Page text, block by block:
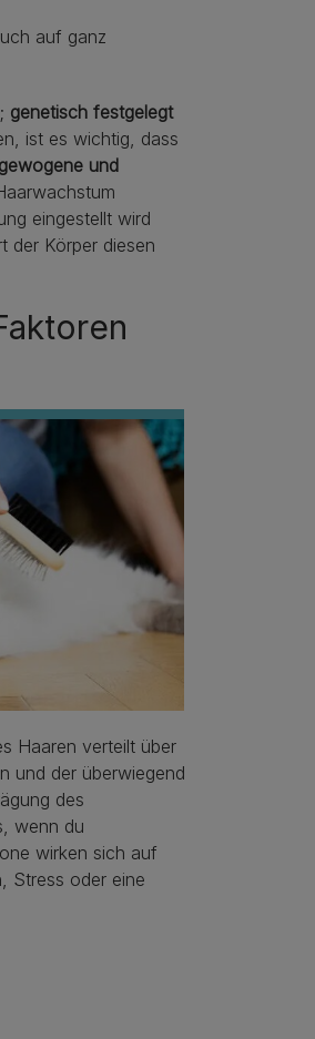
auf ganz
genetisch festgelegt
ist es wichtig, dass
und
eingestellt wird
der Körper diesen
Haaren verteilt über
und der überwiegend
des
wenn du
wirken sich auf
Stress oder eine